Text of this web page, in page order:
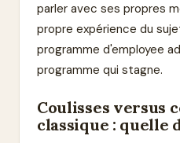
parler avec ses propres
propre expérience du
programme d'employee
programme qui stagne.
Coulisses versus
classique : quelle